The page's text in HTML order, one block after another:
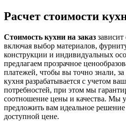
Расчет стоимости
Стоимость кухни на заказ
включая выбор материалов,
конструкции и индивидуальных
предлагаем прозрачное
платежей, чтобы вы точно знали,
кухня разрабатывается с учетом
потребностей, при этом мы
соотношение цены и качества. Мы
предложить вам идеальное
доступной цене.